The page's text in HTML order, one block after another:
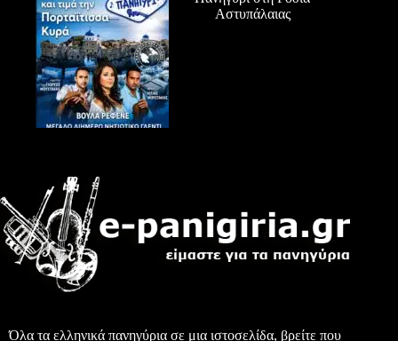
Αστυπάλαιας
Όλα τα ελληνικά πανηγύρια σε μια ιστοσελίδα, βρείτε που